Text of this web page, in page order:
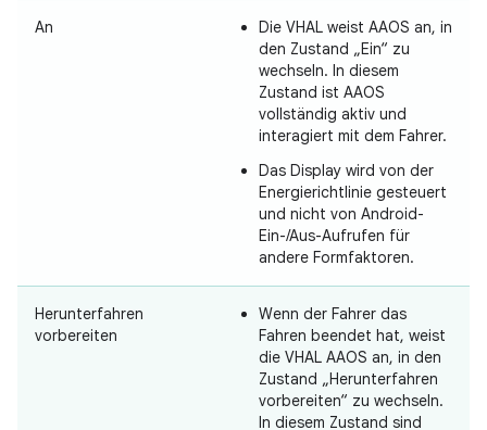
An
Die VHAL weist AAOS an, in
den Zustand „Ein“ zu
wechseln. In diesem
Zustand ist AAOS
vollständig aktiv und
interagiert mit dem Fahrer.
Das Display wird von der
Energierichtlinie gesteuert
und nicht von Android-
Ein-/Aus-Aufrufen für
andere Formfaktoren.
Herunterfahren
vorbereiten
Wenn der Fahrer das
Fahren beendet hat, weist
die VHAL AAOS an, in den
Zustand „Herunterfahren
vorbereiten“ zu wechseln.
In diesem Zustand sind